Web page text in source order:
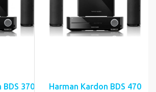
370
Harman Kardon BDS 470